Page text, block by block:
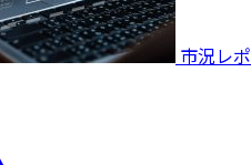
市況レポ